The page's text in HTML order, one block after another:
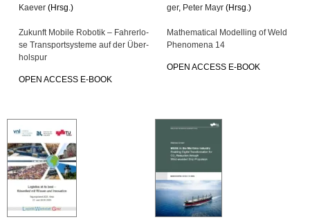
Kae­ver (Hrsg.)
Zu­kunft Mo­bi­le Ro­bo­tik – Fah­rer­lo­
se Trans­port­sys­te­me auf der Über­
hol­spur
OPEN AC­CESS E-BOOK
ger, Peter Mayr (Hrsg.)
Ma­the­ma­ti­cal Mo­del­ling of Weld
Pheno­me­na 14
OPEN AC­CESS E-BOOK